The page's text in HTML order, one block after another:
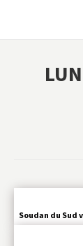
Soudan du Sud